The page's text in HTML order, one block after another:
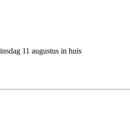
11 augustus in huis